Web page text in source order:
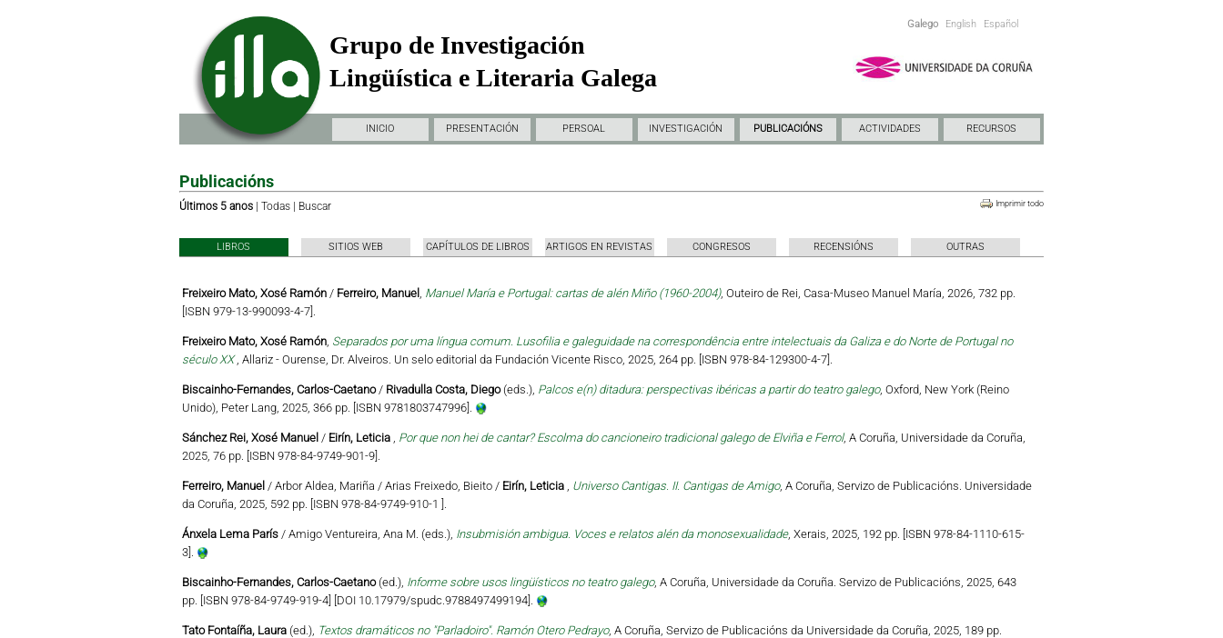
Galego English Español
Grupo de Investigación
Lingüística e Literaria Galega
INICIO PRESENTACIÓN PERSOAL INVESTIGACIÓN PUBLICACIÓNS ACTIVIDADES RECURSOS
Publicacións
Últimos 5 anos| Todas| Buscar Imprimir todo
LIBROS SITIOS WEB CAPÍTULOS DE LIBROS ARTIGOS EN REVISTAS CONGRESOS RECENSIÓNS OUTRAS
Freixeiro Mato, Xosé Ramón/ Ferreiro, Manuel , Manuel María e Portugal: cartas de alén Miño (1960-2004), Outeiro de Rei, Casa-Museo Manuel María, 2026, 732 pp.
[ISBN 979-13-990093-4-7].
Freixeiro Mato, Xosé Ramón, Separados por uma língua comum. Lusofilia e galeguidade na correspondência entre intelectuais da Galiza e do Norte de Portugal no
século XX, Allariz - Ourense, Dr. Alveiros. Un selo editorial da Fundación Vicente Risco, 2025, 264 pp. [ISBN 978-84-129300-4-7].
Biscainho-Fernandes, Carlos-Caetano/ Rivadulla Costa, Diego(eds.), Palcos e(n) ditadura: perspectivas ibéricas a partir do teatro galego, Oxford, New York (Reino
Unido), Peter Lang, 2025, 366 pp. [ISBN 9781803747996].
Sánchez Rei, Xosé Manuel / Eirín, Leticia , Por que non hei de cantar? Escolma do cancioneiro tradicional galego de Elviña e Ferrol, A Coruña, Universidade da Coruña,
2025, 76 pp. [ISBN 978-84-9749-901-9].
Ferreiro, Manuel / Arbor Aldea, Mariña / Arias Freixedo, Bieito / Eirín, Leticia , Universo Cantigas. II. Cantigas de Amigo, A Coruña, Servizo de Publicacións. Universidade
da Coruña, 2025, 592 pp. [ISBN 978-84-9749-910-1 ].
Ánxela Lema París/ Amigo Ventureira, Ana M. (eds.), Insubmisión ambigua. Voces e relatos alén da monosexualidade, Xerais, 2025, 192 pp. [ISBN 978-84-1110-615-
3].
Biscainho-Fernandes, Carlos-Caetano(ed.), Informe sobre usos lingüísticos no teatro galego, A Coruña, Universidade da Coruña. Servizo de Publicacións, 2025, 643
pp. [ISBN 978-84-9749-919-4] [DOI 10.17979/spudc.9788497499194].
Tato Fontaíña, Laura(ed.), Textos dramáticos no "Parladoiro". Ramón Otero Pedrayo, A Coruña, Servizo de Publicacións da Universidade da Coruña, 2025, 189 pp.